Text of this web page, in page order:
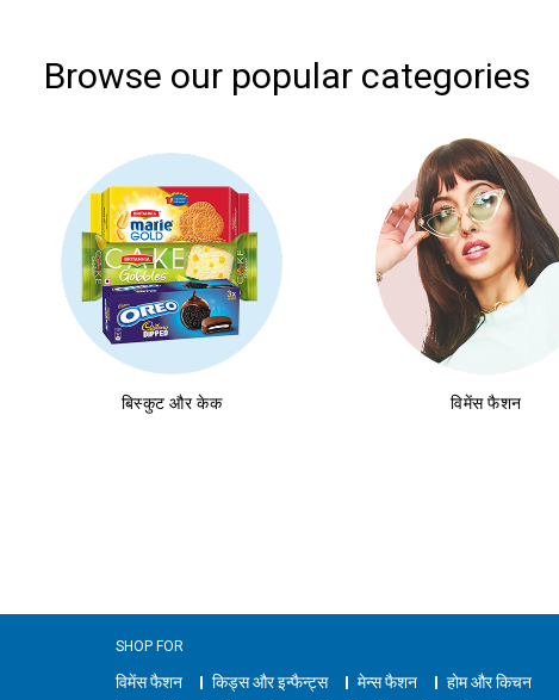
Browse our popular categories
बिस्कुट और केक विमेंस फैशन
SHOP FOR
विमेंस फैशन किड्स और इन्फैन्ट्स मेन्स फैशन
होम और किचन